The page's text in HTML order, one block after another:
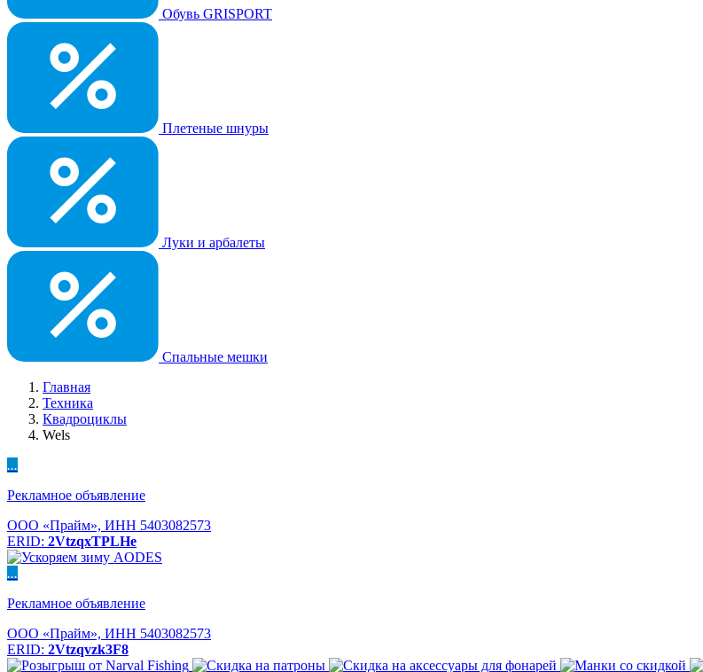
Обувь GRISPORT
Плетеные шнуры
Луки и арбалеты
Спальные мешки
Главная
Техника
Квадроциклы
Wels
...
Рекламное объявление
ООО «Прайм», ИНН 5403082573
ERID: 2VtzqxTPLHe
...
Рекламное объявление
ООО «Прайм», ИНН 5403082573
ERID: 2Vtzqvzk3F8